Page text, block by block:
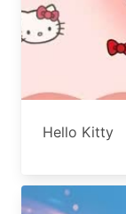
Hello Kitty